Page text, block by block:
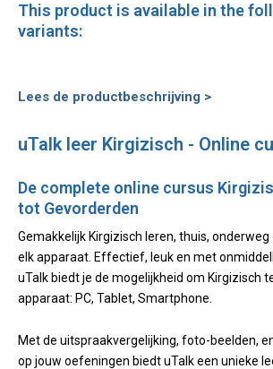
This product is available in the
variants:
Lees de productbeschrijving >
uTalk leer Kirgizisch - Online
De complete online cursus
tot Gevorderden
Gemakkelijk Kirgizisch leren, thuis,
elk apparaat. Effectief, leuk en met
uTalk biedt je de mogelijkheid om Kirgizisch
apparaat: PC, Tablet, Smartphone.
Met de uitspraakvergelijking, foto-beelden,
op jouw oefeningen biedt uTalk een unieke